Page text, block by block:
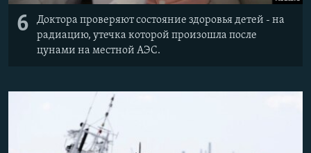
6
Доктора проверяют состояние здоровья детей - на
радиацию, утечка которой произошла после
цунами на местной АЭС.